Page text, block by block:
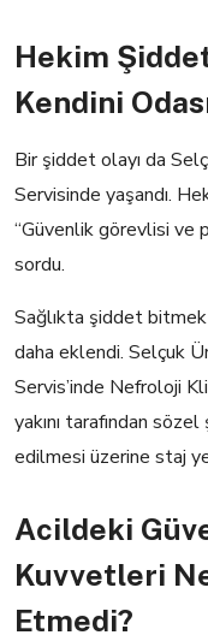
Hekim
Kendini
Bir şiddet olayı da
Servisinde yaşandı.
“Güvenlik görevlisi ve
sordu.
Sağlıkta şiddet
daha eklendi. Selçuk
Servis’inde Nefroloji
yakını tarafından
edilmesi üzerine staj
Acildeki
Kuvvetleri
Etmedi?